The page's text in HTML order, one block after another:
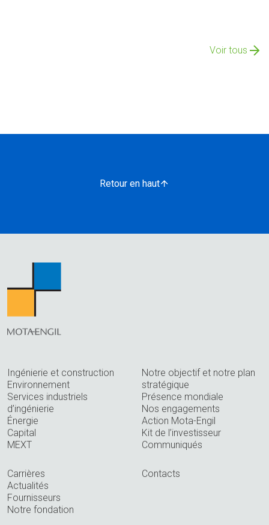
Voir tous
Retour en haut
Ingénierie et construction
Environnement
Services industriels
d’ingénierie
Énergie
Capital
MEXT
Notre objectif et notre plan
stratégique
Présence mondiale
Nos engagements
Action Mota-Engil
Kit de l’investisseur
Communiqués
Carrières
Actualités
Fournisseurs
Notre fondation
Contacts